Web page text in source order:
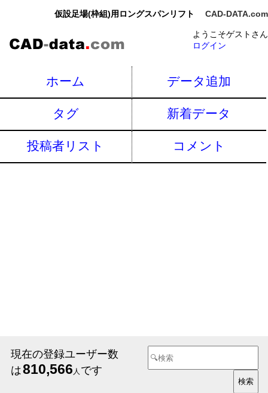
仮設足場(枠組)用ロングスパンリフト CAD-DATA.com
ようこそゲストさん
ログイン
ホーム データ追加
タグ 新着データ
投稿者リスト コメント
現在の登録ユーザー数
は810,566 人 です